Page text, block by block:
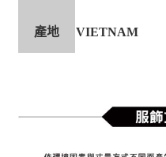
產地 VIETNAM